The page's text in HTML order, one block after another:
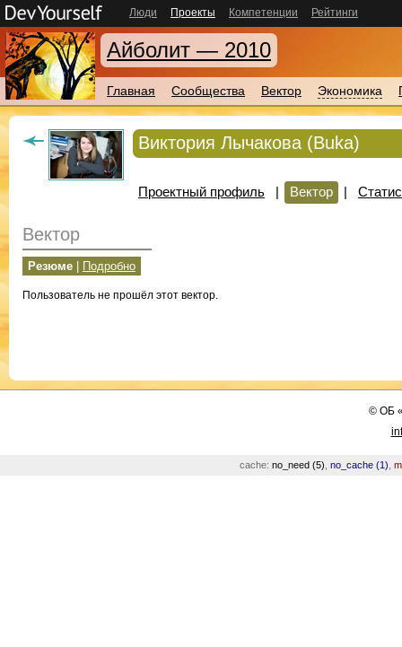
Люди Проекты Компетенции Рейтинги
Айболит — 2010
Главная Сообщества Вектор Экономика
Виктория Лычакова (Buka)
Проектный профиль | Вектор |
Вектор
Резюме Подробно
Пользователь не прошёл этот вектор.
©ОБ
cache: no_need (5) no_cache (1)